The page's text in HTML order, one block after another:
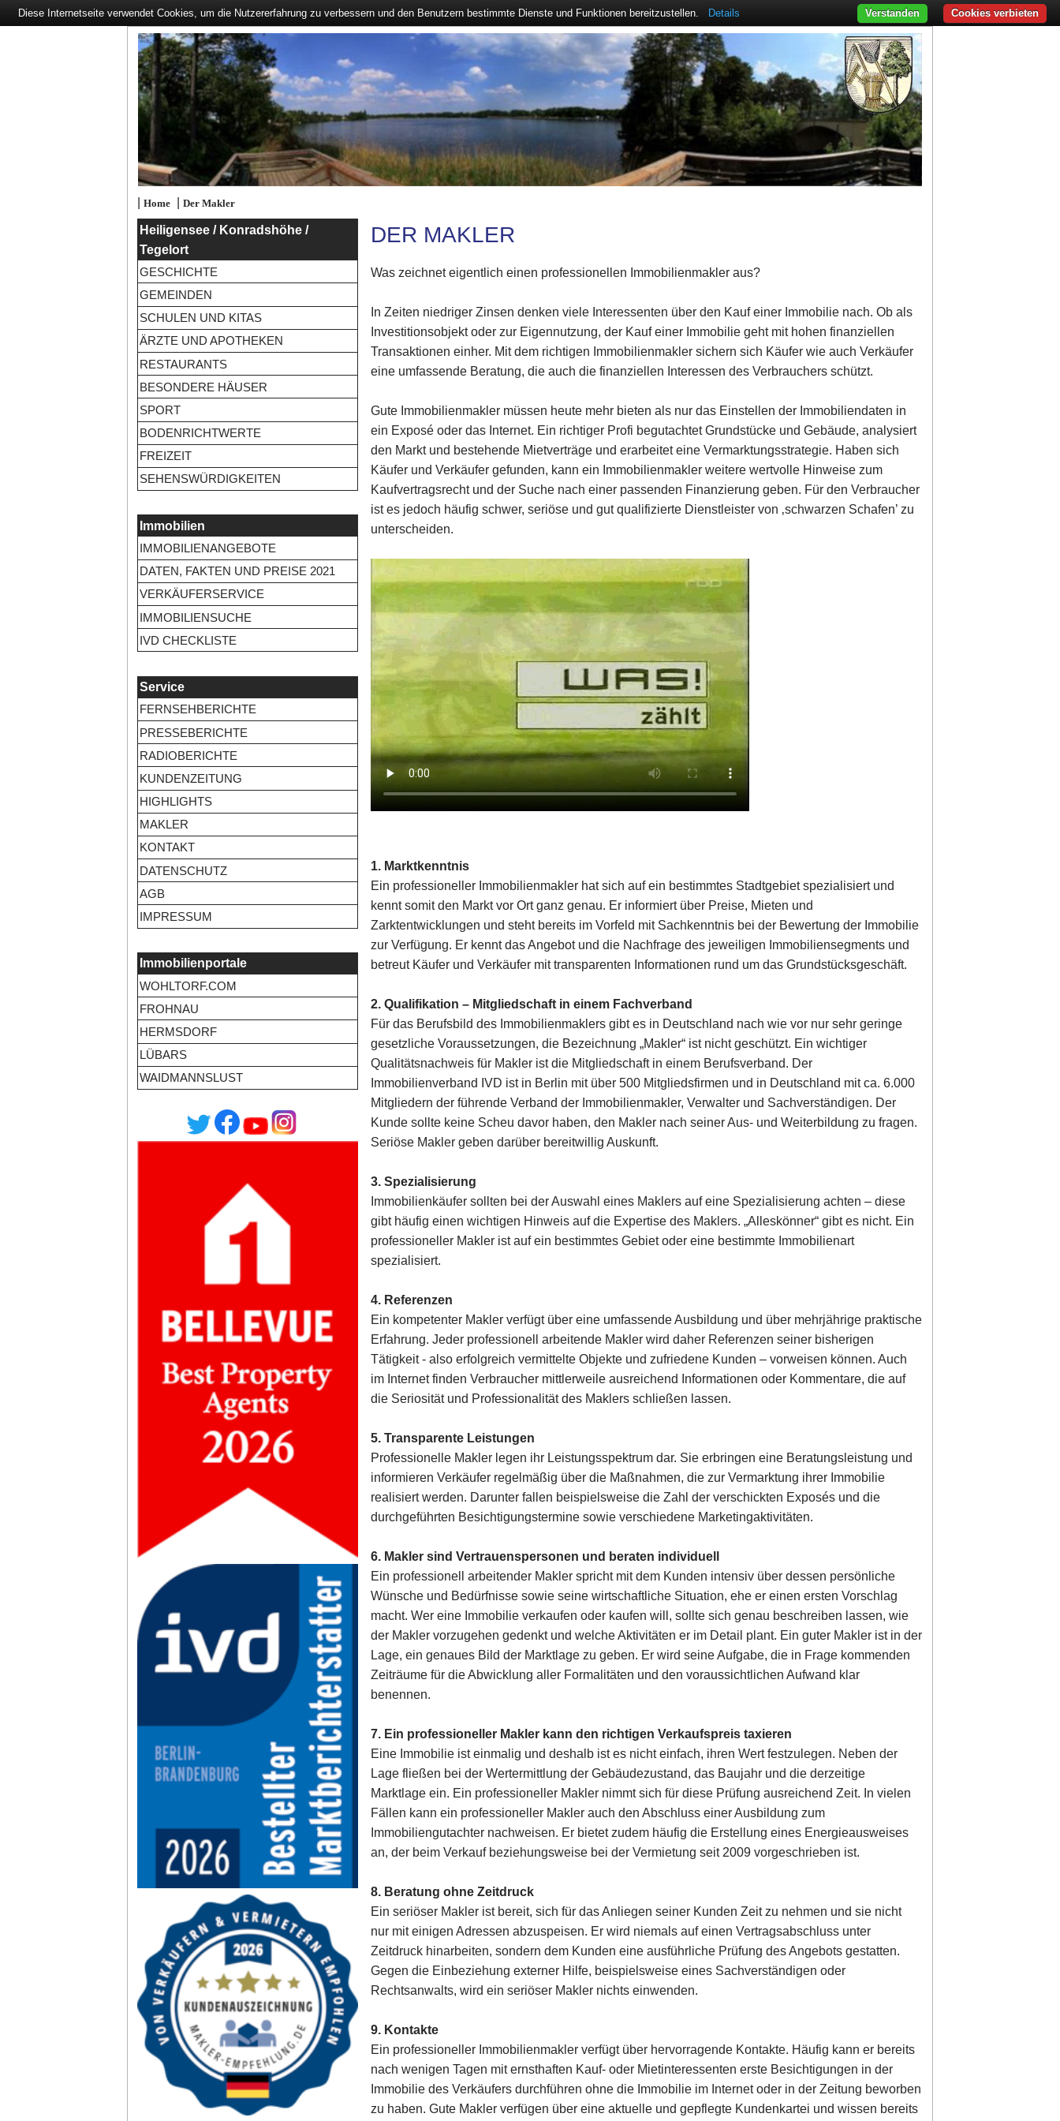
| Home| Der Makler
Heiligensee / Konradshöhe /
Tegelort
GESCHICHTE
GEMEINDEN
SCHULEN UND KITAS
ÄRZTE UND APOTHEKEN
RESTAURANTS
BESONDERE HÄUSER
SPORT
BODENRICHTWERTE
FREIZEIT
SEHENSWÜRDIGKEITEN
Immobilien
IMMOBILIENANGEBOTE
DATEN, FAKTEN UND PREISE 2021
VERKÄUFERSERVICE
IMMOBILIENSUCHE
IVD CHECKLISTE
Service
FERNSEHBERICHTE
PRESSEBERICHTE
RADIOBERICHTE
KUNDENZEITUNG
HIGHLIGHTS
MAKLER
KONTAKT
DATENSCHUTZ
AGB
IMPRESSUM
Immobilienportale
WOHLTORF.COM
FROHNAU
HERMSDORF
LÜBARS
WAIDMANNSLUST
DER MAKLER
Was zeichnet eigentlich einen professionellen Immobilienmakler aus?
In Zeiten niedriger Zinsen denken viele Interessenten über den Kauf einer Immobilie nach. Ob als
Investitionsobjekt oder zur Eigennutzung, der Kauf einer Immobilie geht mit hohen finanziellen
Transaktionen einher. Mit dem richtigen Immobilienmakler sichern sich Käufer wie auch Verkäufer
eine umfassende Beratung, die auch die finanziellen Interessen des Verbrauchers schützt.
Gute Immobilienmakler müssen heute mehr bieten als nur das Einstellen der Immobiliendaten in
ein Exposé oder das Internet. Ein richtiger Profi begutachtet Grundstücke und Gebäude, analysiert
den Markt und bestehende Mietverträge und erarbeitet eine Vermarktungsstrategie. Haben sich
Käufer und Verkäufer gefunden, kann ein Immobilienmakler weitere wertvolle Hinweise zum
Kaufvertragsrecht und der Suche nach einer passenden Finanzierung geben. Für den Verbraucher
ist es jedoch häufig schwer, seriöse und gut qualifizierte Dienstleister von ‚schwarzen Schafen’ zu
unterscheiden.
1. Marktkenntnis
Ein professioneller Immobilienmakler hat sich auf ein bestimmtes Stadtgebiet spezialisiert und
kennt somit den Markt vor Ort ganz genau. Er informiert über Preise, Mieten und
Zarktentwicklungen und steht bereits im Vorfeld mit Sachkenntnis bei der Bewertung der Immobilie
zur Verfügung. Er kennt das Angebot und die Nachfrage des jeweiligen Immobiliensegments und
betreut Käufer und Verkäufer mit transparenten Informationen rund um das Grundstücksgeschäft.
2. Qualifikation – Mitgliedschaft in einem Fachverband
Für das Berufsbild des Immobilienmaklers gibt es in Deutschland nach wie vor nur sehr geringe
gesetzliche Voraussetzungen, die Bezeichnung „Makler“ ist nicht geschützt. Ein wichtiger
Qualitätsnachweis für Makler ist die Mitgliedschaft in einem Berufsverband. Der
Immobilienverband IVD ist in Berlin mit über 500 Mitgliedsfirmen und in Deutschland mit ca. 6.000
Mitgliedern der führende Verband der Immobilienmakler, Verwalter und Sachverständigen. Der
Kunde sollte keine Scheu davor haben, den Makler nach seiner Aus- und Weiterbildung zu fragen.
Seriöse Makler geben darüber bereitwillig Auskunft.
3. Spezialisierung
Immobilienkäufer sollten bei der Auswahl eines Maklers auf eine Spezialisierung achten – diese
gibt häufig einen wichtigen Hinweis auf die Expertise des Maklers. „Alleskönner“ gibt es nicht. Ein
professioneller Makler ist auf ein bestimmtes Gebiet oder eine bestimmte Immobilienart
spezialisiert.
4. Referenzen
Ein kompetenter Makler verfügt über eine umfassende Ausbildung und über mehrjährige praktische
Erfahrung. Jeder professionell arbeitende Makler wird daher Referenzen seiner bisherigen
Tätigkeit - also erfolgreich vermittelte Objekte und zufriedene Kunden – vorweisen können. Auch
im Internet finden Verbraucher mittlerweile ausreichend Informationen oder Kommentare, die auf
die Seriosität und Professionalität des Maklers schließen lassen.
5. Transparente Leistungen
Professionelle Makler legen ihr Leistungsspektrum dar. Sie erbringen eine Beratungsleistung und
informieren Verkäufer regelmäßig über die Maßnahmen, die zur Vermarktung ihrer Immobilie
realisiert werden. Darunter fallen beispielsweise die Zahl der verschickten Exposés und die
durchgeführten Besichtigungstermine sowie verschiedene Marketingaktivitäten.
6. Makler sind Vertrauenspersonen und beraten individuell
Ein professionell arbeitender Makler spricht mit dem Kunden intensiv über dessen persönliche
Wünsche und Bedürfnisse sowie seine wirtschaftliche Situation, ehe er einen ersten Vorschlag
macht. Wer eine Immobilie verkaufen oder kaufen will, sollte sich genau beschreiben lassen, wie
der Makler vorzugehen gedenkt und welche Aktivitäten er im Detail plant. Ein guter Makler ist in der
Lage, ein genaues Bild der Marktlage zu geben. Er wird seine Aufgabe, die in Frage kommenden
Zeiträume für die Abwicklung aller Formalitäten und den voraussichtlichen Aufwand klar
benennen.
7. Ein professioneller Makler kann den richtigen Verkaufspreis taxieren
Eine Immobilie ist einmalig und deshalb ist es nicht einfach, ihren Wert festzulegen. Neben der
Lage fließen bei der Wertermittlung der Gebäudezustand, das Baujahr und die derzeitige
Marktlage ein. Ein professioneller Makler nimmt sich für diese Prüfung ausreichend Zeit. In vielen
Fällen kann ein professioneller Makler auch den Abschluss einer Ausbildung zum
Immobiliengutachter nachweisen. Er bietet zudem häufig die Erstellung eines Energieausweises
an, der beim Verkauf beziehungsweise bei der Vermietung seit 2009 vorgeschrieben ist.
8. Beratung ohne Zeitdruck
Ein seriöser Makler ist bereit, sich für das Anliegen seiner Kunden Zeit zu nehmen und sie nicht
nur mit einigen Adressen abzuspeisen. Er wird niemals auf einen Vertragsabschluss unter
Zeitdruck hinarbeiten, sondern dem Kunden eine ausführliche Prüfung des Angebots gestatten.
Gegen die Einbeziehung externer Hilfe, beispielsweise eines Sachverständigen oder
Rechtsanwalts, wird ein seriöser Makler nichts einwenden.
9. Kontakte
Ein professioneller Immobilienmakler verfügt über hervorragende Kontakte. Häufig kann er bereits
nach wenigen Tagen mit ernsthaften Kauf- oder Mietinteressenten erste Besichtigungen in der
Immobilie des Verkäufers durchführen ohne die Immobilie im Internet oder in der Zeitung beworben
zu haben. Gute Makler verfügen über eine aktuelle und gepflegte Kundenkartei und wissen bereits
Diese Internetseite verwendet Cookies, um die Nutzererfahrung zu verbessern und den Benutzern bestimmte Dienste und Funktionen bereitzustellen. Details Cookies verbieten
Verstanden